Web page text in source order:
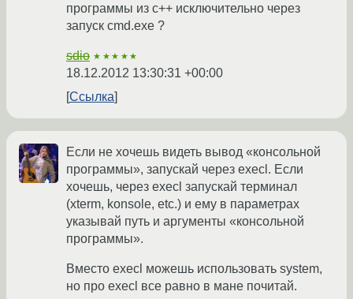
программы из c++ исключительно через
запуск cmd.exe ?
sdio ★★★★★
18.12.2012 13:30:31 +00:00
Ссылка
Если не хочешь видеть вывод «консольной
программы», запускай через execl. Если
хочешь, через execl запускай терминал
(xterm, konsole, etc.) и ему в параметрах
указывай путь и аргументы «консольной
программы».
Вместо execl можешь использовать system,
но про execl все равно в мане почитай.